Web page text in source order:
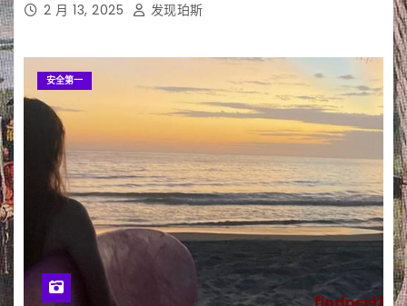
2 月 13, 2025 发现珀斯
安全第一